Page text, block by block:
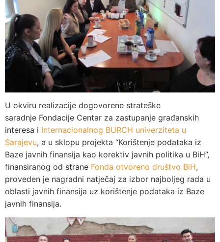
U okviru realizacije dogovorene strateške
saradnje Fondacije Centar za zastupanje građanskih
interesa i Internacionalnog BURCH univerziteta u
Sarajevu, a u sklopu projekta “Korištenje podataka iz
Baze javnih finansija kao korektiv javnih politika u BiH”,
finansiranog od strane Fonda otvoreno društvo BiH,
proveden je nagradni natječaj za izbor najboljeg rada u
oblasti javnih finansija uz korištenje podataka iz Baze
javnih finansija.